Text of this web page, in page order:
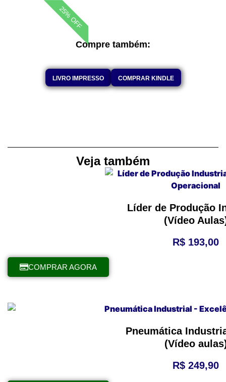
25% OFF
Compre também:
LIVRO IMPRESSO COMPRAR KINDLE
Veja também
Líder de Produção
(Vídeo
R$ 193,00
COMPRAR AGORA
Pneumática
(Vídeo
R$ 249,90